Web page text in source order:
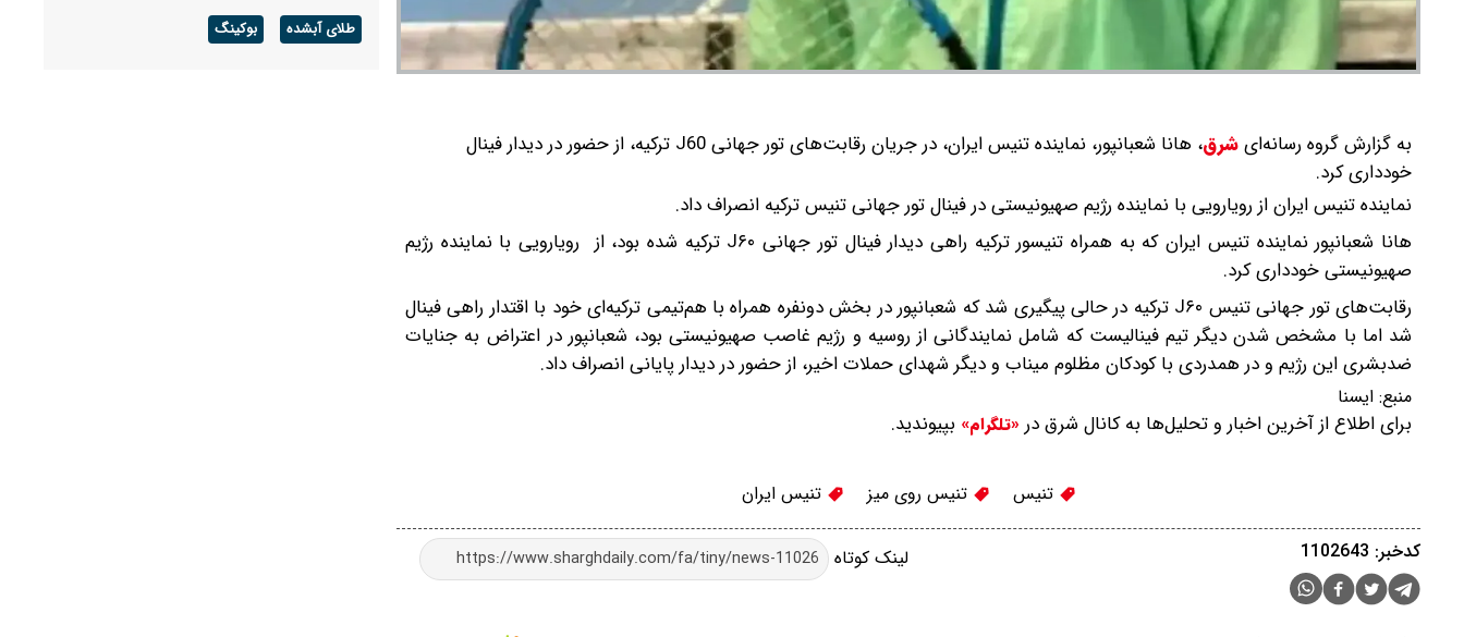
به گزارش گروه رسانه‌ایشرق،
هانا شعبانپور، نماینده تنیس ایران، در جریان رقابت‌های تور جهانی J60 ترکیه، از حضور در دیدار فینال
خودداری کرد.
نماینده تنیس ایران از رویارویی با نماینده رژیم صهیونیستی در فینال تور جهانی تنیس ترکیه انصراف داد.
هانا شعبانپور نماینده تنیس ایران که به همراه تنیسور ترکیه راهی دیدار فینال تور جهانی J۶۰ ترکیه شده بود، از رویارویی با نماینده رژیم
صهیونیستی خودداری کرد.
رقابت‌های تور جهانی تنیس J۶۰ ترکیه در حالی پیگیری شد که شعبانپور در بخش دونفره همراه با هم‌تیمی ترکیه‌ای خود با اقتدار راهی فینال
شد اما با مشخص شدن دیگر تیم فینالیست که شامل نمایندگانی از روسیه و رژیم غاصب صهیونیستی بود، شعبانپور در اعتراض به جنایات
ضدبشری این رژیم و در همدردی با کودکان مظلوم میناب و دیگر شهدای حملات اخیر، از حضور در دیدار پایانی انصراف داد.
منبع: ایسنا
برای اطلاع از آخرین اخبار و تحلیل‌ها به کانال شرق در «تلگرام» بپیوندید.
تنیس تنیس روی میز تنیس ایران
لینک کوتاه کدخبر: 1102643
طلای آبشده بوکینگ